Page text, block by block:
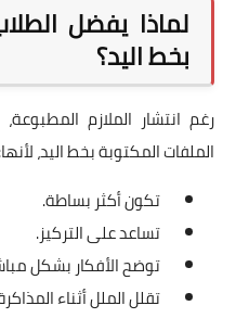
لماذا يفضل
بخط اليد؟
رغم انتشار الملازم
الملفات المكتوبة بخط اليد، لأنها:
تكون أكثر بساطة.
تساعد على التركيز.
توضح الأفكار بشكل
تقلل الملل أثناء